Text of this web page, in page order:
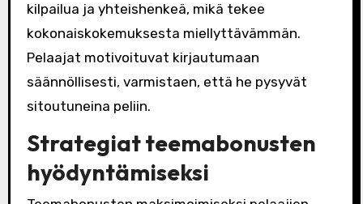
kilpailua ja yhteishenkeä, mikä tekee
kokonaiskokemuksesta miellyttävämmän.
Pelaajat motivoituvat kirjautumaan
säännöllisesti, varmistaen, että he pysyvät
sitoutuneina peliin.
Strategiat teemabonusten
hyödyntämiseksi